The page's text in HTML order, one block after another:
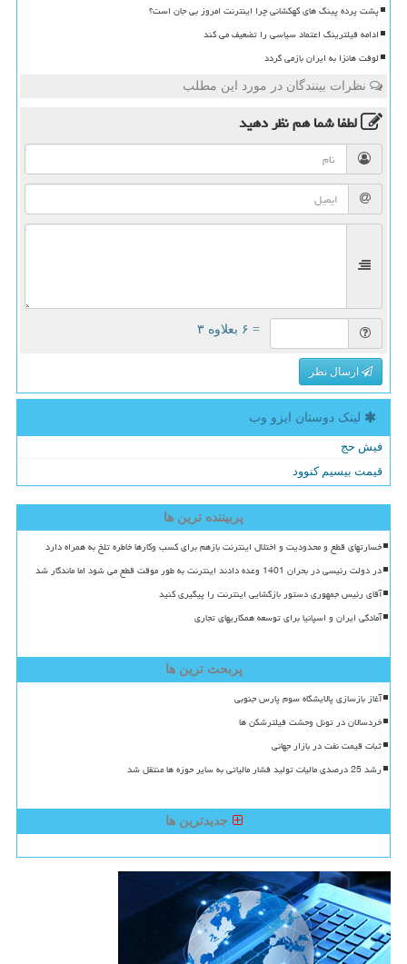
پشت پرده پینگ های کهکشانی چرا اینترنت امروز بی جان است؟
ادامه فیلترینگ اعتماد سیاسی را تضعیف می کند
لوفت هانزا به ایران بازمی گردد
نظرات بینندگان در مورد این مطلب
لطفا شما همنظر دهید
= ۶ بعلاوه ۳
ارسال نظر
لینک دوستان ایزو وب
فیش حج
قیمت بیسیم کنوود
پربیننده ترین ها
خسارتهای قطع و محدودیت و اختلال اینترنت بازهم برای کسب وکارها خاطره تلخ به همراه دارد
در دولت رئیسی در بحران 1401 وعده دادند اینترنت به طور موقت قطع می شود اما ماندگار شد
آقای رئیس جمهوری دستور بازگشایی اینترنت را پیگیری کنید
آمادگی ایران و اسپانیا برای توسعه همکاریهای تجاری
پربحث ترین ها
آغاز بازسازی پالایشگاه سوم پارس جنوبی
خردسالان در تونل وحشت فیلترشکن ها
ثبات قیمت نفت در بازار جهانی
رشد 25 درصدی مالیات تولید فشار مالیاتی به سایر حوزه ها منتقل شد
جدیدترین ها